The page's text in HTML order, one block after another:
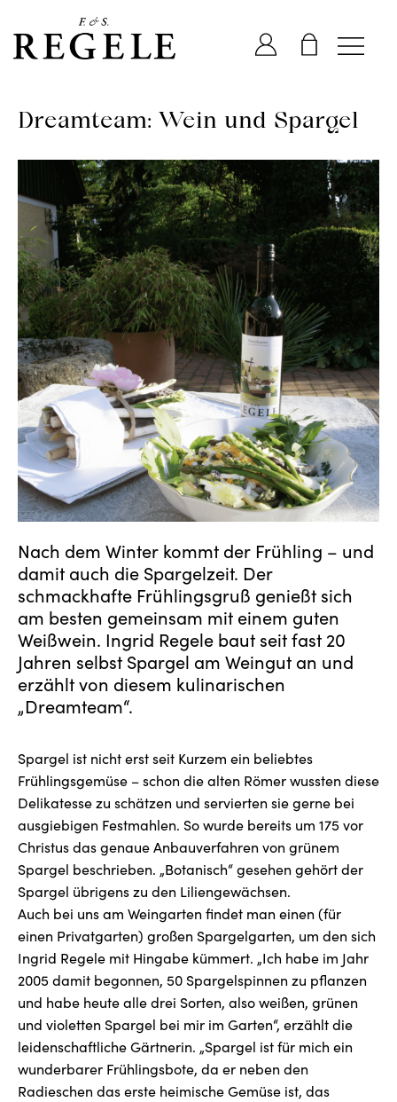
Dreamteam: Wein und Spargel
Nach dem Winter kommt der Frühling – und
damit auch die Spargelzeit. Der
schmackhafte Frühlingsgruß genießt sich
am besten gemeinsam mit einem guten
Weißwein. Ingrid Regele baut seit fast 20
Jahren selbst Spargel am Weingut an und
erzählt von diesem kulinarischen
„Dreamteam“.
Spargel ist nicht erst seit Kurzem ein beliebtes
Frühlingsgemüse – schon die alten Römer wussten diese
Delikatesse zu schätzen und servierten sie gerne bei
ausgiebigen Festmahlen. So wurde bereits um 175 vor
Christus das genaue Anbauverfahren von grünem
Spargel beschrieben. „Botanisch“ gesehen gehört der
Spargel übrigens zu den Liliengewächsen.
Auch bei uns am Weingarten findet man einen (für
einen Privatgarten) großen Spargelgarten, um den sich
Ingrid Regele mit Hingabe kümmert. „Ich habe im Jahr
2005 damit begonnen, 50 Spargelspinnen zu pflanzen
und habe heute alle drei Sorten, also weißen, grünen
und violetten Spargel bei mir im Garten“, erzählt die
leidenschaftliche Gärtnerin. „Spargel ist für mich ein
wunderbarer Frühlingsbote, da er neben den
Radieschen das erste heimische Gemüse ist, das